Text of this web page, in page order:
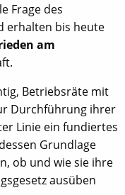
Frage des
erhalten bis heute
am
Betriebsräte mit
Durchführung ihrer
Linie ein fundiertes
Grundlage
ob und wie sie ihre
ausüben